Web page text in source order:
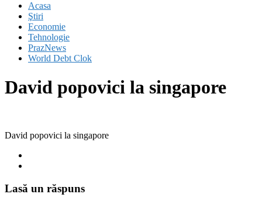
Acasa
Ştiri
Economie
Tehnologie
PrazNews
World Debt Clok
David popovici la singapore
David popovici la singapore
Lasă un răspuns